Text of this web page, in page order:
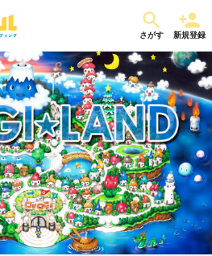
さがす 新規登録